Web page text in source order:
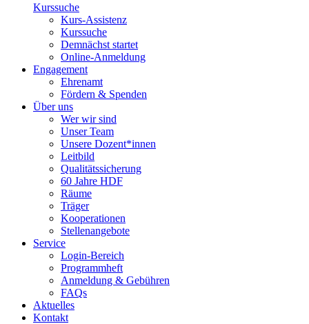
Kurssuche
Kurs-Assistenz
Kurssuche
Demnächst startet
Online-Anmeldung
Engagement
Ehrenamt
Fördern & Spenden
Über uns
Wer wir sind
Unser Team
Unsere Dozent*innen
Leitbild
Qualitätssicherung
60 Jahre HDF
Räume
Träger
Kooperationen
Stellenangebote
Service
Login-Bereich
Programmheft
Anmeldung & Gebühren
FAQs
Aktuelles
Kontakt